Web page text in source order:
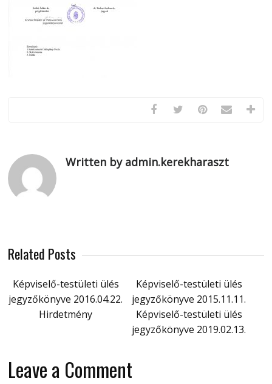
Written by admin.kerekharaszt
Related Posts
Képviselő-testületi ülés
jegyzőkönyve 2016.04.22.
Képviselő-testületi ülés
jegyzőkönyve 2015.11.11.
Hirdetmény
Képviselő-testületi ülés
jegyzőkönyve 2019.02.13.
Leave a Comment